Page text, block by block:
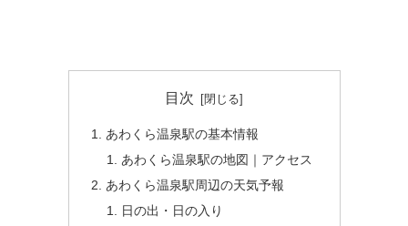
目次
あわくら温泉駅の基本情報
あわくら温泉駅の地図｜アクセス
あわくら温泉駅周辺の天気予報
日の出・日の入り